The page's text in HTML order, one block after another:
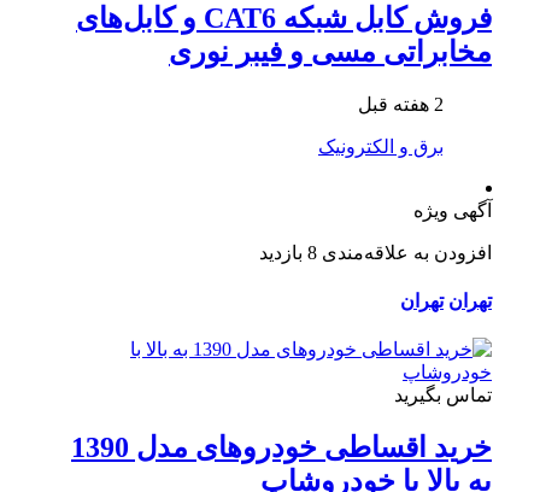
فروش کابل شبکه CAT6 و کابل‌های
مخابراتی مسی و فیبر نوری
2 هفته قبل
برق و الکترونیک
آگهی ویژه
افزودن به علاقه‌مندی 8 بازدید
تهران تهران
تماس بگیرید
خرید اقساطی خودروهای مدل 1390
به بالا با خودروشاپ